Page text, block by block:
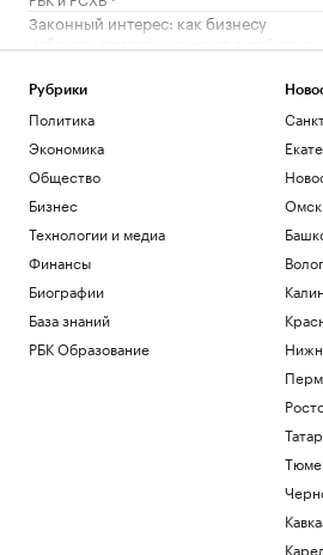
Законный интерес: как бизнесу
Татарстан
Эксперты объяснили, почему жилье
Недвижимость
Пашинян заявил о понимании
невозможности членства сразу в ЕС и
ЕАЭС
Политика
Иран предложил запретить проход
судов США через Ормузский пролив
Политика
Корпоративный налог в ОАЭ: как не
повторить фатальные ошибки 2025
Инвесторы вложили рекордные ₽33,7
Рубрики
Политика
Экономика
Общество
Бизнес
Технологии и медиа
Финансы
Биографии
База знаний
РБК Образование
Омск